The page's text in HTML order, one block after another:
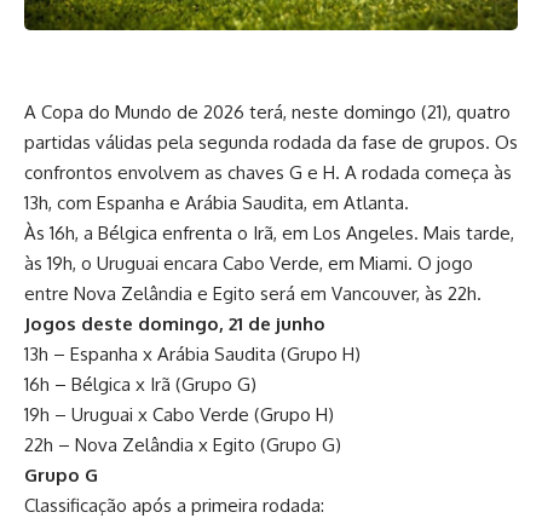
A Copa do Mundo de 2026 terá, neste domingo (21), quatro
partidas válidas pela segunda rodada da fase de grupos. Os
confrontos envolvem as chaves G e H. A rodada começa às
13h, com Espanha e Arábia Saudita, em Atlanta.
Às 16h, a Bélgica enfrenta o Irã, em Los Angeles. Mais tarde,
às 19h, o Uruguai encara Cabo Verde, em Miami. O jogo
entre Nova Zelândia e Egito será em Vancouver, às 22h.
Jogos deste domingo, 21 de junho
13h – Espanha x Arábia Saudita (Grupo H)
16h – Bélgica x Irã (Grupo G)
19h – Uruguai x Cabo Verde (Grupo H)
22h – Nova Zelândia x Egito (Grupo G)
Grupo G
Classificação após a primeira rodada: